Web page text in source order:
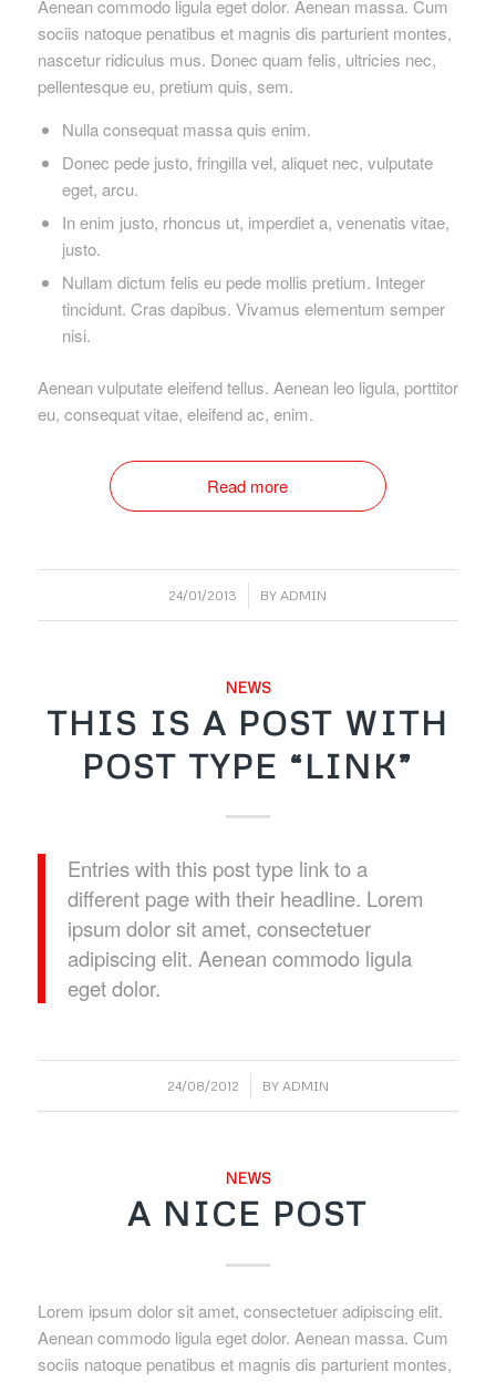
Aenean commodo ligula eget dolor. Aenean massa. Cum
sociis natoque penatibus et magnis dis parturient montes,
nascetur ridiculus mus. Donec quam felis, ultricies nec,
pellentesque eu, pretium quis, sem.
Nulla consequat massa quis enim.
Donec pede justo, fringilla vel, aliquet nec, vulputate
eget, arcu.
In enim justo, rhoncus ut, imperdiet a, venenatis vitae,
justo.
Nullam dictum felis eu pede mollis pretium. Integer
tincidunt. Cras dapibus. Vivamus elementum semper
nisi.
Aenean vulputate eleifend tellus. Aenean leo ligula, porttitor
eu, consequat vitae, eleifend ac, enim.
Read more
24/01/2013
/ BYADMIN
NEWS
THIS IS A POST WITH
POST TYPE “LINK”
Entries with this post type link to a
different page with their headline. Lorem
ipsum dolor sit amet, consectetuer
adipiscing elit. Aenean commodo ligula
eget dolor.
24/08/2012
/ BY ADMIN
NEWS
A NICE POST
Lorem ipsum dolor sit amet, consectetuer adipiscing elit.
Aenean commodo ligula eget dolor. Aenean massa. Cum
sociis natoque penatibus et magnis dis parturient montes,